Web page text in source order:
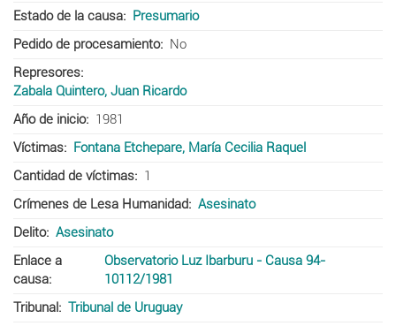
Estado de la causa
Presumario
Pedido de procesamiento
No
Represores
Zabala Quintero, Juan Ricardo
Año de inicio
1981
Víctimas
Fontana Etchepare, María Cecilia Raquel
Cantidad de víctimas
1
Crímenes de Lesa Humanidad
Asesinato
Delito
Asesinato
Enlace a
causa
Observatorio Luz Ibarburu - Causa 94-
10112/1981
Tribunal
Tribunal de Uruguay